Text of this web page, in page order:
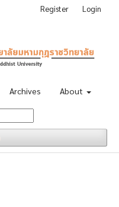
Archives About
Register Login